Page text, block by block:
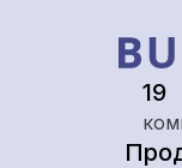
19